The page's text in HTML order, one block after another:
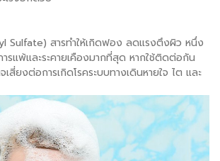
Sulfate) สารทำให้เกิดฟอง ลดแรงตึงผิว หนึ่ง
ารแพ้และระคายเคืองมากที่สุด หากใช้ติดต่อกัน
เสี่ยงต่อการเกิดโรคระบบทางเดินหายใจ ไต และ